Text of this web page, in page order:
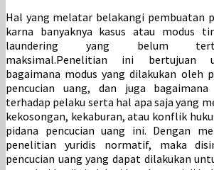
Hal yang melatar belakangi pembuatan
karna banyaknya kasus atau modus
laundering yang belum
maksimal.Penelitian ini bertujuan
bagaimana modus yang dilakukan oleh
pencucian uang, dan juga bagaimana
terhadap pelaku serta hal apa saja yang
kekosongan, kekaburan, atau konflik
pidana pencucian uang ini. Dengan
penelitian yuridis normatif, maka
pencucian uang yang dapat dilakukan